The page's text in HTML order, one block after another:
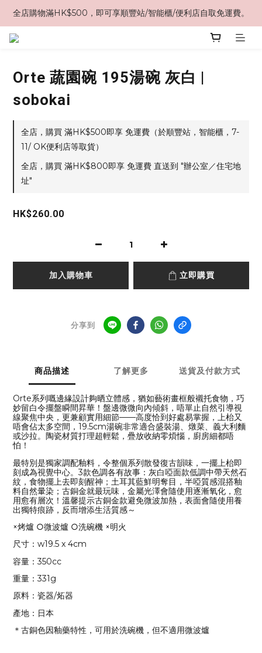
全店購物滿HK$500，即可享順豐站/智能櫃/便利店自取免運費。
Orte 蔬園碗 195湯碗 灰白 |
sobokai
全店，購買 滿HK$500即享 免運費（於順豐站，智能櫃，7-
11/ OK便利店等取貨）
全店，購買 滿HK$800即享 免運費 直送到 "辦公室／住宅地
址"
HK$260.00
加入購物車 立即購買
分享到
商品描述 了解更多 送貨及付款方式
Orte系列嘅邊緣設計夠晒立體感，猶如藝術畫框般襯托食物，巧
妙留白令擺盤瞬間昇華！盤邊微微向內傾斜，唔單止自然引導視
線聚焦中央，更兼顧實用細節——高度恰到好處易掌握，上枱又
唔會佔太多空間，19.5cm湯碗非常適合盛裝湯、燉菜、義大利麵
或沙拉。陶瓷材質打理超輕鬆，疊放收納零煩惱，廚房細都唔
怕！
最特別是獨家調配釉料，令整個系列散發復古韻味，一擺上枱即
刻成為視覺中心。3款色調各有故事：灰白啞面款低調中帶天然石
紋，食物擺上去即刻醒神；土耳其藍鮮明奪目，半啞質感混搭釉
料自然暈染；古銅金就最玩味，金屬光澤會隨使用逐漸氧化，愈
用愈有層次！溫馨提示古銅金款避免微波加熱，表面會隨使用養
出獨特痕跡，反而增添生活質感～
×烤爐 ○微波爐 ○洗碗機 ×明火
尺寸：w19.5 x 4cm
容量：350cc
重量：331g
原料：瓷器/炻器
產地：日本
＊古銅色因釉藥特性，可用於洗碗機，但不適用微波爐